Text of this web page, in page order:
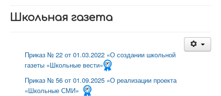
Школьная газета
Приказ № 22 от 01.03.2022 «О создании школьной
газеты «Школьные вести»
Приказ № 56 от 01.09.2025 «О реализации проекта
«Школьные СМИ»